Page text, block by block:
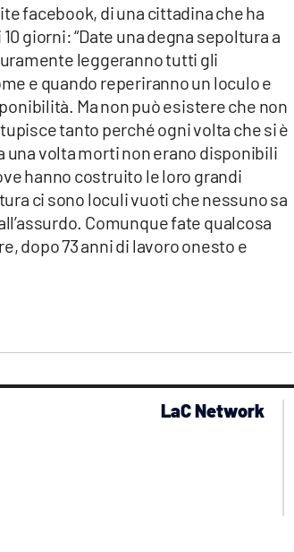
facebook, di una cittadina che ha
giorni: “Date una degna sepoltura a
leggeranno tutti gli
e quando reperiranno un loculo e
Ma non può esistere che non
tanto perché ogni volta che si è
volta morti non erano disponibili
hanno costruito le loro grandi
ci sono loculi vuoti che nessuno sa
Comunque fate qualcosa
dopo 73 anni di lavoro onesto e
LaC Network